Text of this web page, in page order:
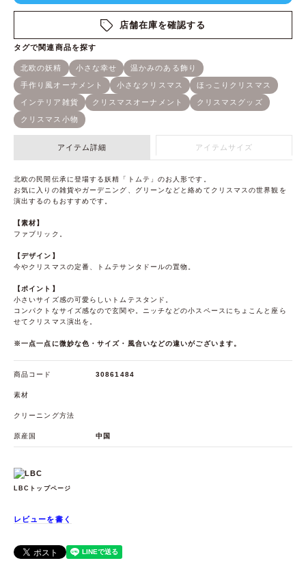
店舗在庫を確認する
アイテム詳細 アイテムサイズ
北欧の民間伝承に登場する妖精「トムテ」のお人形です。
お気に入りの雑貨やガーデニング、グリーンなどと絡めてクリスマスの世界観を
演出するのもおすすめです。
【素材】
ファブリック。
【デザイン】
今やクリスマスの定番、トムテサンタドールの置物。
【ポイント】
小さいサイズ感の可愛らしいトムテスタンド。
コンパクトなサイズ感なので玄関や。ニッチなどの小スペースにちょこんと座ら
せてクリスマス演出を。
※一点一点に微妙な色・サイズ・風合いなどの違いがございます。
商品コード 30861484
素材
クリーニング方法
原産国 中国
LBCトップページ
レビューを書く